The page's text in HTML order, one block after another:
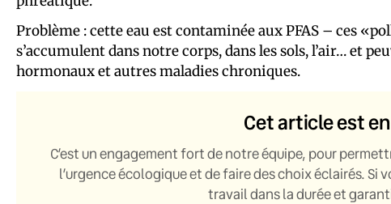
Problème : cette eau est contaminée aux PFAS – ces
s’accumulent dans notre corps, dans les sols, l’air… et
hormonaux et autres maladies chroniques.
Cet article est
C’est un engagement fort de notre équipe, pour
l’urgence écologique et de faire des choix éclairés.
travail dans la durée et